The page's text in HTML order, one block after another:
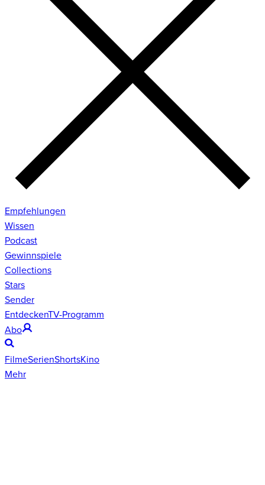
Empfehlungen
Wissen
Podcast
Gewinnspiele
Collections
Stars
Sender
EntdeckenTV-Programm
Abo
FilmeSerienShortsKino
Mehr